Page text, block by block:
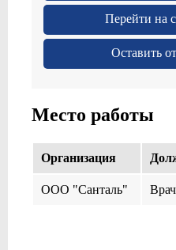
Перейти на
Оставить
Место работы
Организация
ООО "Санталь"